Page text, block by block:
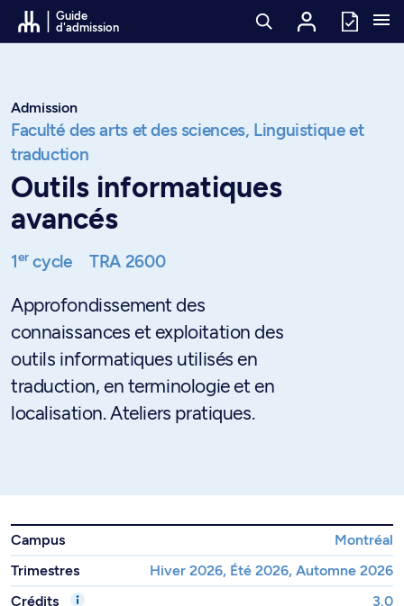
Passer au contenu
Guide
d'admission
Admission
Faculté des arts et des sciences, Linguistique et
traduction
Outils informatiques
avancés
1ercycle TRA 2600
Approfondissement des
connaissances et exploitation des
outils informatiques utilisés en
traduction, en terminologie et en
localisation. Ateliers pratiques.
Campus
Montréal
Trimestres
Hiver 2026, Été 2026, Automne 2026
Crédits
3.0